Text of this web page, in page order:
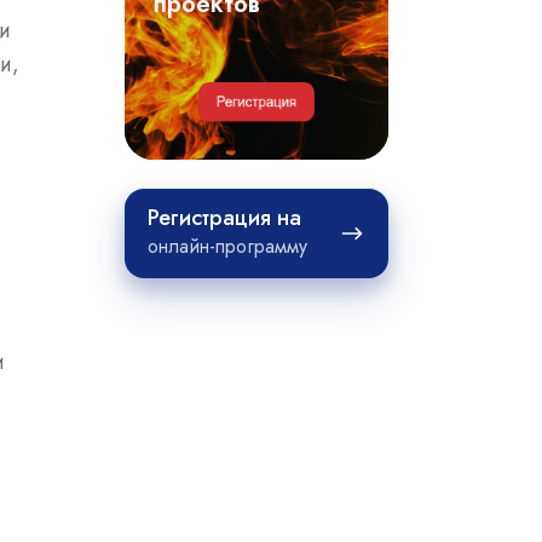
проектов
Регистрация на
онлайн-программу
Регистрация